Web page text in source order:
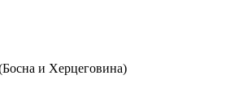
и Херцеговина)